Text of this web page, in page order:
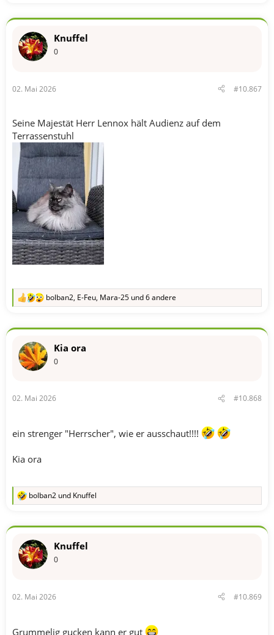
Knuffel
0
02. Mai 2026 #10.867
Seine Majestät Herr Lennox hält Audienz auf dem
Terrassenstuhl
R
k
o
:
bolban2, E-Feu, Mara-25 und 6 andere
Kia ora
0
02. Mai 2026 #10.868
ein strenger "Herrscher", wie er ausschaut!!!!
Kia ora
R
k
o
:
bolban2 und Knuffel
Knuffel
0
02. Mai 2026 #10.869
Grummelig gucken kann er gut